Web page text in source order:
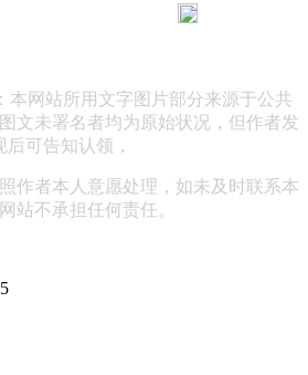
本网站所用文字图片部分来源于公共
文未署名者均为原始状况，但作者发
后可告知认领，
作者本人意愿处理，如未及时联系本
站不承担任何责任。